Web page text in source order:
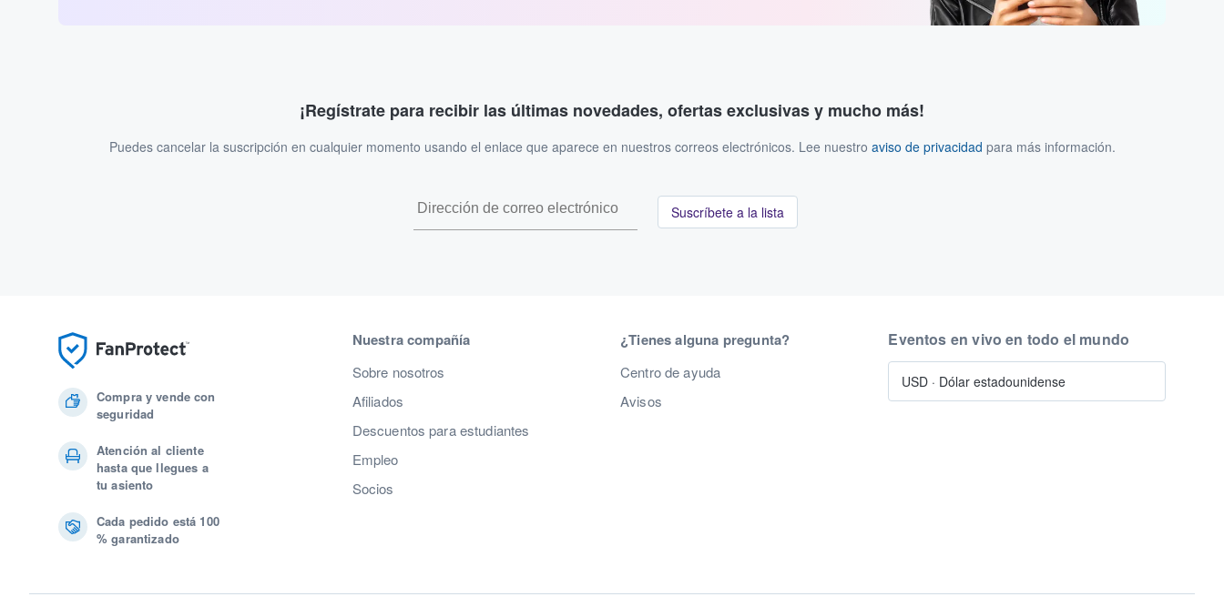
¡Regístrate para recibir las últimas novedades, ofertas exclusivas y mucho más!
Puedes cancelar la suscripción en cualquier momento usando el enlace que aparece en nuestros correos electrónicos. Lee nuestro aviso de privacidad para más información.
Suscríbete a la lista
Compra y vende con
seguridad
Atención al cliente
hasta que llegues a
tu asiento
Cada pedido está 100
% garantizado
Nuestra compañía
Sobre nosotros
Afiliados
Descuentos para estudiantes
Empleo
Socios
¿Tienes alguna pregunta?
Centro de ayuda
Avisos
Eventos en vivo en todo el mundo
USD · Dólar estadounidense